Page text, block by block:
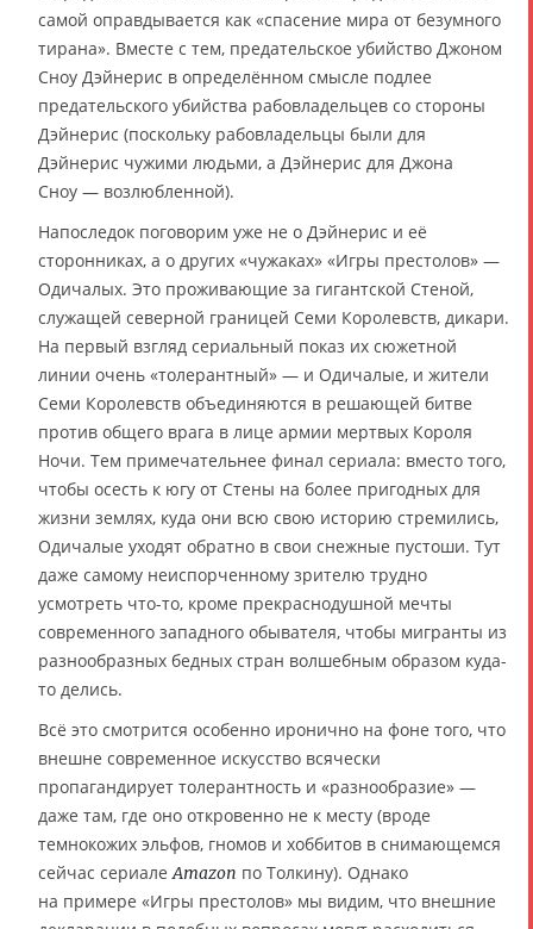
самой оправдывается как «спасение мира от безумного
тирана». Вместе с тем, предательское убийство Джоном
Сноу Дэйнерис в определённом смысле подлее
предательского убийства рабовладельцев со стороны
Дэйнерис (поскольку рабовладельцы были для
Дэйнерис чужими людьми, а Дэйнерис для Джона
Сноу — возлюбленной).
Напоследок поговорим уже не о Дэйнерис и её
сторонниках, а о других «чужаках» «Игры престолов» —
Одичалых. Это проживающие за гигантской Стеной,
служащей северной границей Семи Королевств, дикари.
На первый взгляд сериальный показ их сюжетной
линии очень «толерантный» — и Одичалые, и жители
Семи Королевств объединяются в решающей битве
против общего врага в лице армии мертвых Короля
Ночи. Тем примечательнее финал сериала: вместо того,
чтобы осесть к югу от Стены на более пригодных для
жизни землях, куда они всю свою историю стремились,
Одичалые уходят обратно в свои снежные пустоши. Тут
даже самому неиспорченному зрителю трудно
усмотреть что-то, кроме прекраснодушной мечты
современного западного обывателя, чтобы мигранты из
разнообразных бедных стран волшебным образом куда-
то делись.
Всё это смотрится особенно иронично на фоне того, что
внешне современное искусство всячески
пропагандирует толерантность и «разнообразие» —
даже там, где оно откровенно не к месту (вроде
темнокожих эльфов, гномов и хоббитов в снимающемся
сейчас сериалеAmazon по Толкину). Однако
на примере «Игры престолов» мы видим, что внешние